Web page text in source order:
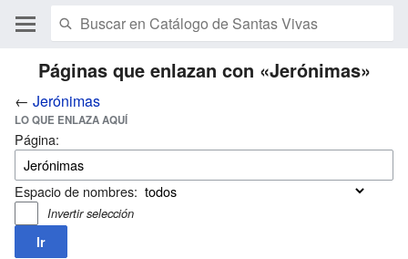
Páginas que enlazan con «Jerónimas»
← Jerónimas
LO QUE ENLAZA AQUÍ
Página:
Espacio de nombres:
Invertir selección